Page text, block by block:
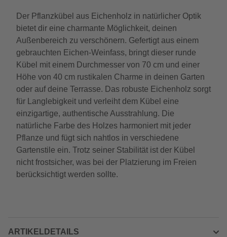
Der Pflanzkübel aus Eichenholz in natürlicher Optik
bietet dir eine charmante Möglichkeit, deinen
Außenbereich zu verschönern. Gefertigt aus einem
gebrauchten Eichen-Weinfass, bringt dieser runde
Kübel mit einem Durchmesser von 70 cm und einer
Höhe von 40 cm rustikalen Charme in deinen Garten
oder auf deine Terrasse. Das robuste Eichenholz sorgt
für Langlebigkeit und verleiht dem Kübel eine
einzigartige, authentische Ausstrahlung. Die
natürliche Farbe des Holzes harmoniert mit jeder
Pflanze und fügt sich nahtlos in verschiedene
Gartenstile ein. Trotz seiner Stabilität ist der Kübel
nicht frostsicher, was bei der Platzierung im Freien
berücksichtigt werden sollte.
ARTIKELDETAILS